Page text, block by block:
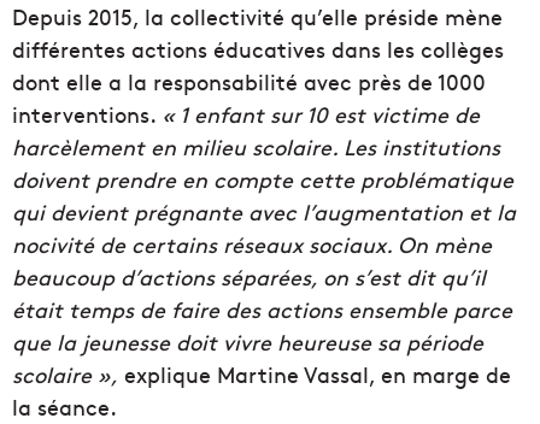
Depuis 2015, la collectivité qu’elle préside mène
différentes actions éducatives dans les collèges
dont elle a la responsabilité avec près de 1000
interventions. « 1 enfant sur 10 est victime de
harcèlement en milieu scolaire. Les institutions
doivent prendre en compte cette problématique
qui devient prégnante avec l’augmentation et la
nocivité de certains réseaux sociaux. On mène
beaucoup d’actions séparées, on s’est dit qu’il
était temps de faire des actions ensemble parce
que la jeunesse doit vivre heureuse sa période
scolaire », explique Martine Vassal, en marge de
la séance.